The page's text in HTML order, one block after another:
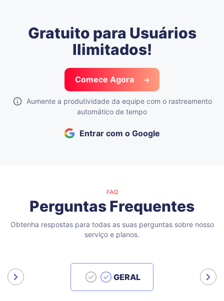
Gratuito para Usuários
Ilimitados!
Comece Agora
Aumente a produtividade da equipe com o rastreamento
automático de tempo
Entrar com o Google
FAQ
Perguntas Frequentes
Obtenha respostas para todas as suas perguntas sobre nosso
serviço e planos.
GERAL